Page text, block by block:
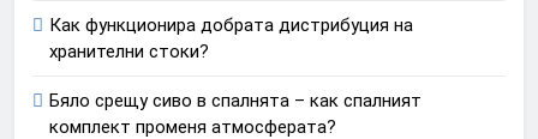
Как функционира добрата дистрибуция на
хранителни стоки?
Бяло срещу сиво в спалнята – как спалният
комплект променя атмосферата?